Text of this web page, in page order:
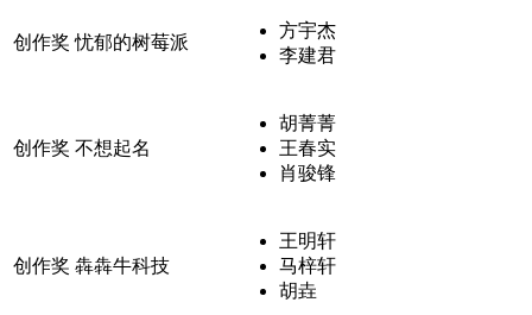
创作奖 忧郁的树莓派
方宇杰
李建君
创作奖 不想起名
胡菁菁
王春实
肖骏锋
创作奖 犇犇牛科技
王明轩
马梓轩
胡垚